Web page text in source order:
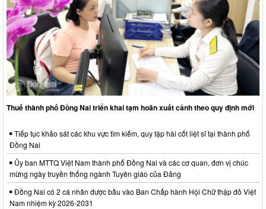
Thuế thành phố Đồng Nai triển khai tạm hoãn xuất cảnh theo quy định mới
Tiếp tục khảo sát các khu vực tìm kiếm, quy tập hài cốt liệt sĩ tại thành phố
Đồng Nai
Ủy ban MTTQ Việt Nam thành phố Đồng Nai và các cơ quan, đơn vị chúc
mừng ngày truyền thống ngành Tuyên giáo của Đảng
Đồng Nai có 2 cá nhân được bầu vào Ban Chấp hành Hội Chữ thập đỏ Việt
Nam nhiệm kỳ 2026-2031